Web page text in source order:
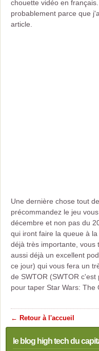
chouette vidéo en
probablement parce que
article.
Une dernière chose tout
précommandez le jeu
décembre et non pas du
qui iront faire la queue à
déjà très importante, vous
aussi déjà un excellent
ce jour) qui vous fera un
de SWTOR (SWTOR
pour taper Star Wars: The
← Retour à l'accueil
le blog high tech du